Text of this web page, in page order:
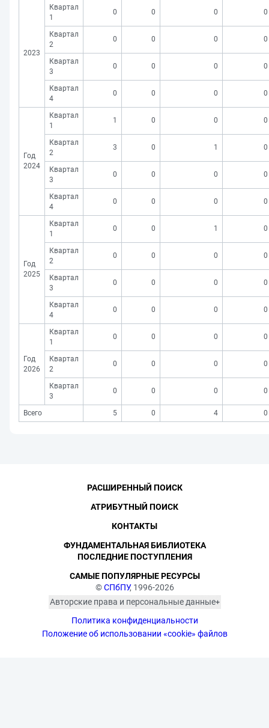
2023
Квартал
1
0 0 0 0
Квартал
2
0 0 0 0
Квартал
3
0 0 0 0
Квартал
4
0 0 0 0
Год
2024
Квартал
1
1 0 0 0
Квартал
2
3 0 1 0
Квартал
3
0 0 0 0
Квартал
4
0 0 0 0
Год
2025
Квартал
1
0 0 1 0
Квартал
2
0 0 0 0
Квартал
3
0 0 0 0
Квартал
4
0 0 0 0
Год
2026
Квартал
1
0 0 0 0
Квартал
2
0 0 0 0
Квартал
3
0 0 0 0
Всего 5 0 4 0
©СПбПУ, 1996-2026
Авторские права и персональные данные
изображённых лиц в соответствии
с требованиями законодательства
Политика конфиденциальности
Положение об использовании «cookie» файлов
РАСШИРЕННЫЙ ПОИСК
АТРИБУТНЫЙ ПОИСК
КОНТАКТЫ
ФУНДАМЕНТАЛЬНАЯ БИБЛИОТЕКА
ПОСЛЕДНИЕ ПОСТУПЛЕНИЯ
САМЫЕ ПОПУЛЯРНЫЕ РЕСУРСЫ